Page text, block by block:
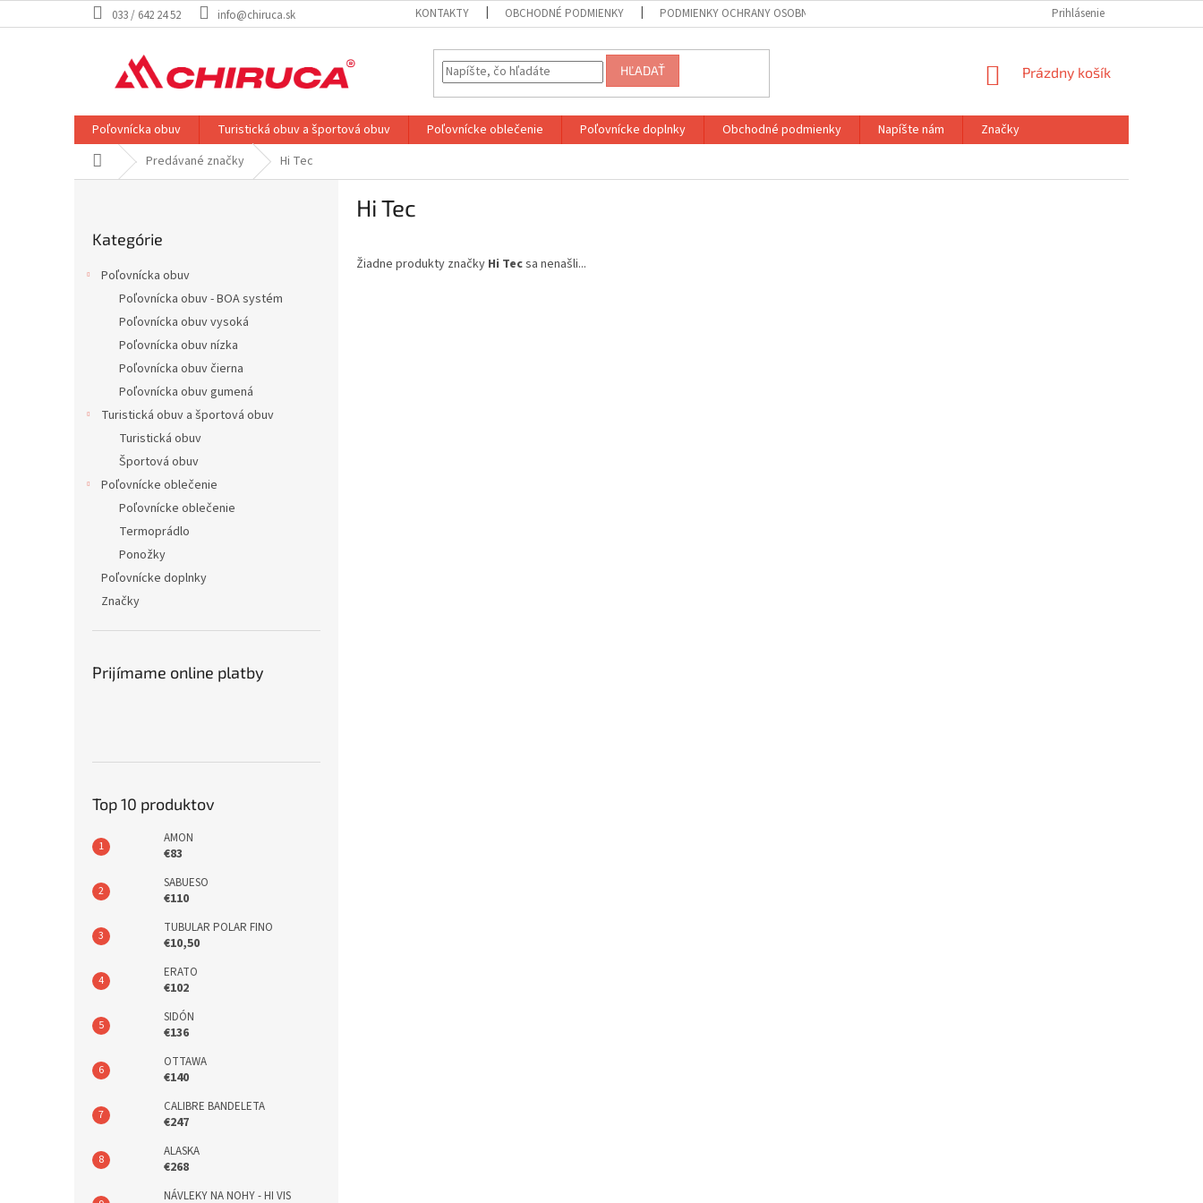
na
033 / 642 24 52 info@chiruca.sk KONTAKTY OBCHODNÉ PODMIENKY PODMIENKY OCHRANY OSOBNÝCH ÚDAJOV Prihlásenie
HĽADAŤ
NÁKUPNÝ
Prázdny košík
Poľovnícka obuv Turistická obuv a športová obuv Poľovnícke oblečenie Poľovnícke doplnky Obchodné podmienky Napíšte nám
Značky
DomovPredávané značky Hi Tec
kategórie
Kategórie
Poľovnícka obuv
Poľovnícka obuv - BOA systém
Poľovnícka obuv vysoká
Poľovnícka obuv nízka
Poľovnícka obuv čierna
Poľovnícka obuv gumená
Turistická obuv a športová obuv
Turistická obuv
Športová obuv
Poľovnícke oblečenie
Poľovnícke oblečenie
Termoprádlo
Ponožky
Poľovnícke doplnky
Značky
Prijímame online platby
Top 10 produktov
AMON
€83
SABUESO
€110
TUBULAR POLAR FINO
€10,50
ERATO
€102
SIDÓN
€136
OTTAWA
€140
CALIBRE BANDELETA
€247
ALASKA
€268
NÁVLEKY NA NOHY - HI VIS
Hi Tec
Žiadne produkty značky Hi Tecsa nenašli...